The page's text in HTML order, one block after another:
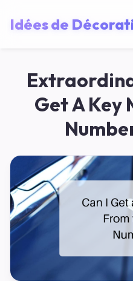
Idées de
Get A Key